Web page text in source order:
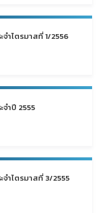
จำไตรมาสที่ 1/2556
จำปี 2555
จำไตรมาสที่ 3/2555